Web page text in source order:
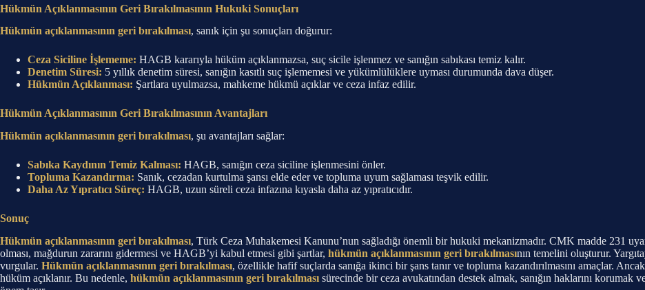
Hükmün Açıklanmasının Geri Bırakılmasının Hukuki Sonuçları
Hükmün açıklanmasının geri bırakılması, sanık için şu sonuçları doğurur:
Ceza Siciline İşlememe: HAGB kararıyla hüküm açıklanmazsa, suç sicile işlenmez ve sanığın sabıkası temiz kalır.
Denetim Süresi: 5 yıllık denetim süresi, sanığın kasıtlı suç işlememesi ve yükümlülüklere uyması durumunda dava düşer.
Hükmün Açıklanması: Şartlara uyulmazsa, mahkeme hükmü açıklar ve ceza infaz edilir.
Hükmün Açıklanmasının Geri Bırakılmasının Avantajları
Hükmün açıklanmasının geri bırakılması, şu avantajları sağlar:
Sabıka Kaydının Temiz Kalması: HAGB, sanığın ceza siciline işlenmesini önler.
Topluma Kazandırma: Sanık, cezadan kurtulma şansı elde eder ve topluma uyum sağlaması teşvik edilir.
Daha Az Yıpratıcı Süreç: HAGB, uzun süreli ceza infazına kıyasla daha az yıpratıcıdır.
Sonuç
Hükmün açıklanmasının geri bırakılması, Türk Ceza Muhakemesi Kanunu’nun sağladığı önemli bir hukuki mekanizmadır. CMK madde 231
olması, mağdurun zararını gidermesi ve HAGB’yi kabul etmesi gibi şartlar, hükmün açıklanmasının geri bırakılmasının temelini oluşturur.
vurgular. Hükmün açıklanmasının geri bırakılması, özellikle hafif suçlarda sanığa ikinci bir şans tanır ve topluma kazandırılmasını amaçlar.
hüküm açıklanır. Bu nedenle, hükmün açıklanmasının geri bırakılması sürecinde bir ceza avukatından destek almak, sanığın haklarını